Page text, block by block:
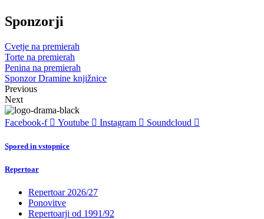
Sponzorji
Cvetje na premierah
Torte na premierah
Penina na premierah
Sponzor Dramine knjižnice
Previous
Next
Facebook-f Youtube Instagram Soundcloud
Spored in vstopnice
Repertoar
Repertoar 2026/27
Ponovitve
Repertoarji od 1991/92